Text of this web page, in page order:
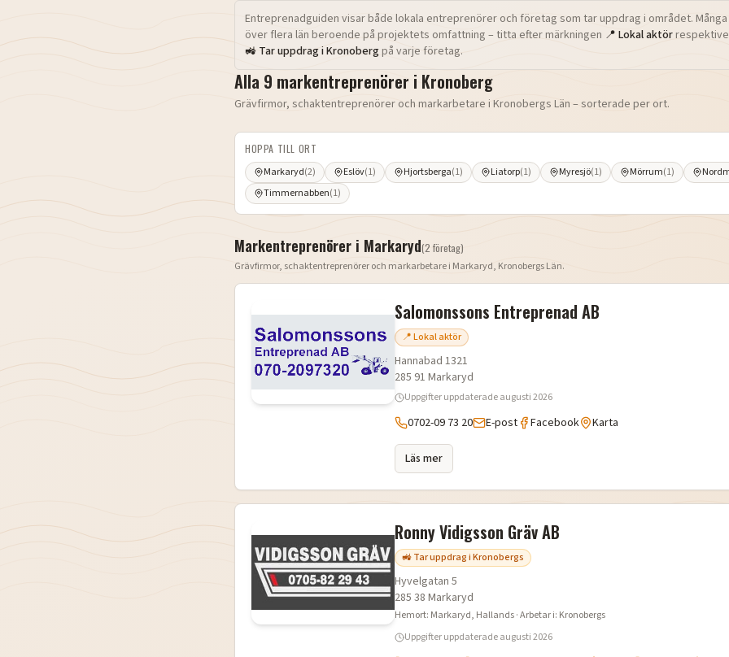
Entreprenadguiden visar både lokala entreprenörer och företag som tar uppdrag i området.
över flera län beroende på projektets omfattning – titta efter märkningen 📍 Lokal aktörrespektive
🚜 Tar uppdrag iKronoberg på varje företag.
Alla 9 markentreprenörer i Kronoberg
Grävfirmor, schaktentreprenörer och markarbetare i Kronobergs Län – sorterade per ort.
HOPPA TILL ORT
Markaryd(2) Eslöv(1) Hjortsberga(1) Liatorp(1) Myresjö(1) Mörrum(1)
Timmernabben(1)
Markentreprenörer i Markaryd(2 företag)
Grävfirmor, schaktentreprenörer och markarbetare i Markaryd, Kronobergs Län.
Salomonssons Entreprenad AB
📍 Lokal aktör
Hannabad 1321
285 91 Markaryd
Uppgifter uppdateradeaugusti 2026
0702-09 73 20 E-post Facebook Karta
Läs mer
Ronny Vidigsson Gräv AB
🚜 Tar uppdrag i Kronobergs
Hyvelgatan 5
285 38 Markaryd
Hemort: Markaryd, Hallands· Arbetar i: Kronobergs
Uppgifter uppdateradeaugusti 2026